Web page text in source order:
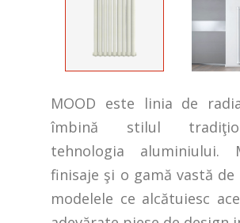
MOOD este linia de
îmbină stilul
tehnologia aluminiului.
finisaje şi o gamă vastă
modelele ce alcătuiesc